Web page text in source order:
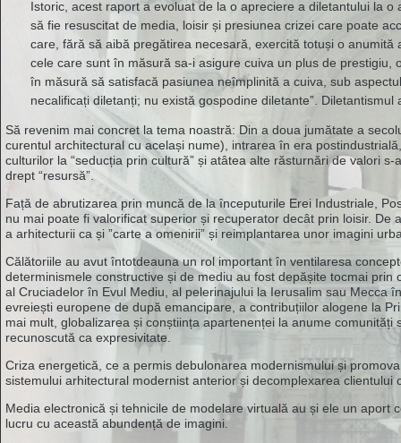
Istoric, acest raport a evoluat de la o apreciere a diletantului la
să fie resuscitat de media, loisir și presiunea crizei care poate
care, fără să aibă pregătirea necesară, exercită totuși o
cele care sunt în măsură sa-i asigure cuiva un plus de
în măsură să satisfacă pasiunea neîmplinită a cuiva, sub
necalificați diletanți; nu există gospodine diletante”.
Să revenim mai concret la tema noastră: Din a doua jumătate a
curentul architectural cu același nume), intrarea în era
culturilor la “seducția prin cultură” și atâtea alte răsturnări de valori
drept “resursă”.
Față de abrutizarea prin muncă de la începuturile Erei Industriale,
nu mai poate fi valorificat superior și recuperator decât prin loisir.
a arhitecturii ca și ”carte a omenirii” și reimplantarea unor imagini
Călătoriile au avut întotdeauna un rol important în ventilaresa
determinismele constructive și de mediu au fost depășite tocmai
al Cruciadelor în Evul Mediu, al pelerinajului la Ierusalim sau Mecca
evreiești europene de după emancipare, a contribuțiilor alogene la
mai mult, globalizarea și conștiința apartenenței la anume
recunoscută ca expresivitate.
Criza energetică, ce a permis debulonarea modernismului și
sistemului arhitectural modernist anterior și decomplexarea
Media electronică și tehnicile de modelare virtuală au și ele un
lucru cu această abundență de imagini.